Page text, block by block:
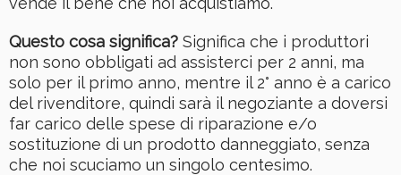
Questo cosa significa? Significa che i produttori
non sono obbligati ad assisterci per 2 anni, ma
solo per il primo anno, mentre il 2° anno è a carico
del rivenditore, quindi sarà il negoziante a doversi
far carico delle spese di riparazione e/o
sostituzione di un prodotto danneggiato, senza
che noi scuciamo un singolo centesimo.